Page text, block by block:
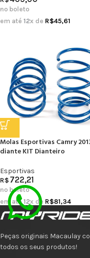
no boleto
em até 12x de R$45,61
Molas Esportivas Camry
diante KIT Dianteiro
Esportivas
R$722,21
no boleto
em até12x de R$81,34
Peças originais Macaulay
todos os seus produtos!